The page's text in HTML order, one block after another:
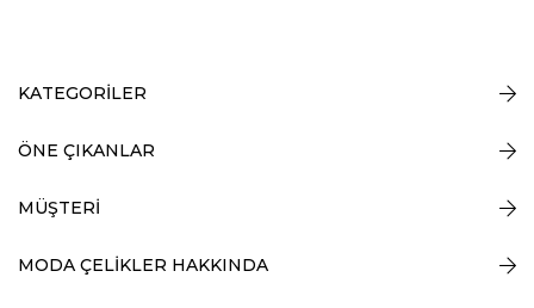
KATEGORİLER
ÖNE ÇIKANLAR
MÜŞTERİ
MODA ÇELİKLER HAKKINDA